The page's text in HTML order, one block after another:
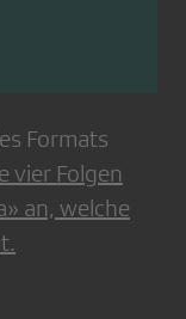
Formats
vier Folgen
an, welche